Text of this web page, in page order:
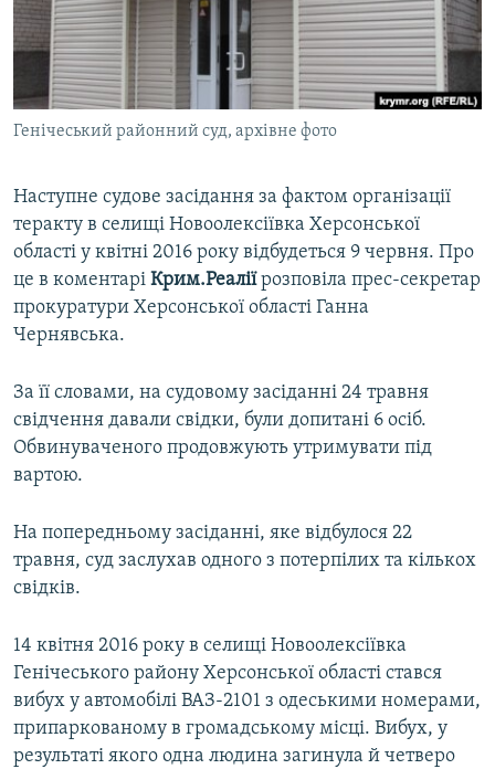
ВІДЕОУРОКИ «ELIFBE»
СВІДЧЕННЯ ОКУПАЦІЇ
УКРАЇНСЬКА ПРОБЛЕМА КРИМУ
ІНФОГРАФІКА
Русский
Qırımtatar
ДОЛУЧАЙСЯ!
Усі сайти RFE/RL
Генічеський районний суд, архівне фото
Наступне судове засідання за фактом організації
теракту в селищі Новоолексіївка Херсонської
області у квітні 2016 року відбудеться 9 червня. Про
це в коментарі Крим.Реаліїрозповіла прес-секретар
прокуратури Херсонської області Ганна
Чернявська.
За її словами, на судовому засіданні 24 травня
свідчення давали свідки, були допитані 6 осіб.
Обвинуваченого продовжують утримувати під
вартою.
На попередньому засіданні, яке відбулося 22
травня, суд заслухав одного з потерпілих та кількох
свідків.
14 квітня 2016 року в селищі Новоолексіївка
Генічеського району Херсонської області стався
вибух у автомобілі ВАЗ-2101 з одеськими номерами,
припаркованому в громадському місці. Вибух, у
результаті якого одна людина загинула й четверо